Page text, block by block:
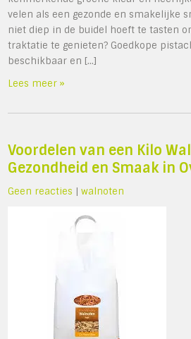
velen als een gezonde en smakelijke
niet diep in de buidel hoeft te tasten
traktatie te genieten? Goedkope
beschikbaar en […]
Lees meer »
Voordelen van een Kilo
Gezondheid en Smaak in
Geen reacties |walnoten